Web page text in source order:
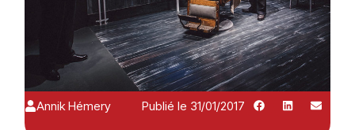
Annik Hémery Publié le 31/01/2017